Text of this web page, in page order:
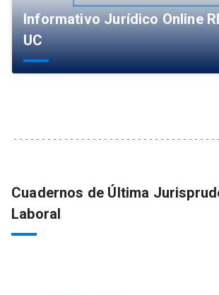
Informativo Jurídico Online
UC
Cuadernos de Última
Laboral